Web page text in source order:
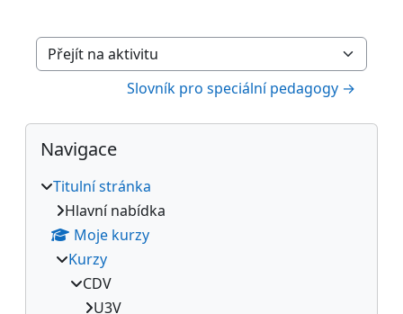
Přejít na aktivitu
Slovník pro speciální pedagogy →
Bloky
Přeskočit: Navigace
Navigace
Titulní stránka
Hlavní nabídka
Moje kurzy
Kurzy
CDV
U3V